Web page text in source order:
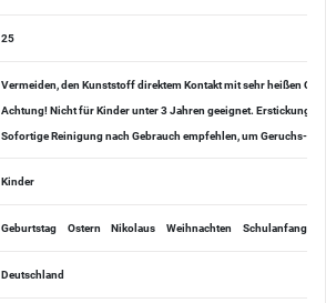
25
Vermeiden, den Kunststoff direktem Kontakt mit sehr heißen
Achtung! Nicht für Kinder unter 3 Jahren geeignet.
Sofortige Reinigung nach Gebrauch empfehlen, um Geruchs-
Kinder
Geburtstag Ostern Nikolaus Weihnachten Schulanfang
Deutschland